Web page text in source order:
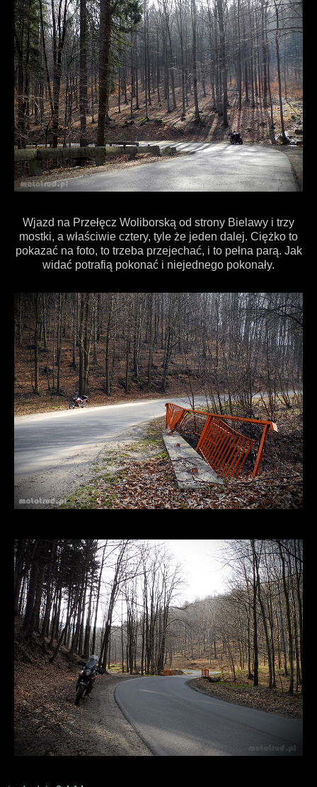
Wjazd na Przełęcz Woliborską od strony Bielawy i trzy
mostki, a właściwie cztery, tyle że jeden dalej. Ciężko to
pokazać na foto, to trzeba przejechać, i to pełna parą. Jak
widać potrafią pokonać i niejednego pokonały.